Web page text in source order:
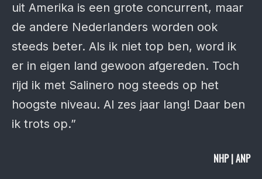
uit Amerika is een grote concurrent, maar
de andere Nederlanders worden ook
steeds beter. Als ik niet top ben, word ik
er in eigen land gewoon afgereden. Toch
rijd ik met Salinero nog steeds op het
hoogste niveau. Al zes jaar lang! Daar ben
ik trots op.”
NHP | ANP